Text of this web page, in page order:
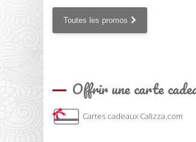
Toutes les promos
Offrir une carte
Cartes cadeaux Calizza.com